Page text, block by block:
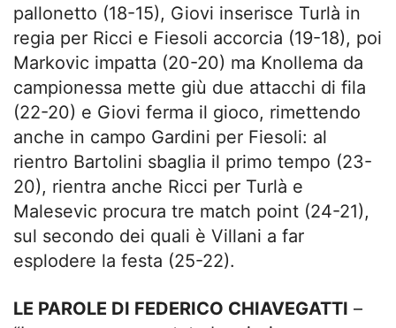
pallonetto (18-15), Giovi inserisce Turlà in
regia per Ricci e Fiesoli accorcia (19-18), poi
Markovic impatta (20-20) ma Knollema da
campionessa mette giù due attacchi di fila
(22-20) e Giovi ferma il gioco, rimettendo
anche in campo Gardini per Fiesoli: al
rientro Bartolini sbaglia il primo tempo (23-
20), rientra anche Ricci per Turlà e
Malesevic procura tre match point (24-21),
sul secondo dei quali è Villani a far
esplodere la festa (25-22).
LE PAROLE DI FEDERICO CHIAVEGATTI –